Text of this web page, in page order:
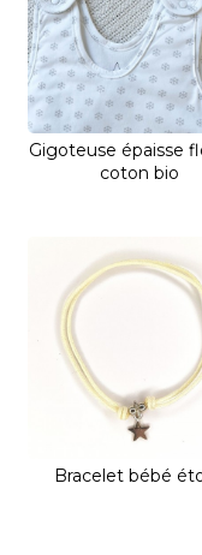
Gigoteuse épaisse
coton bio
Bracelet bébé